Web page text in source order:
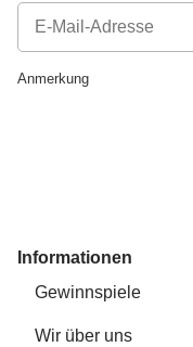
Anmerkung
Informationen
Gewinnspiele
Wir über uns